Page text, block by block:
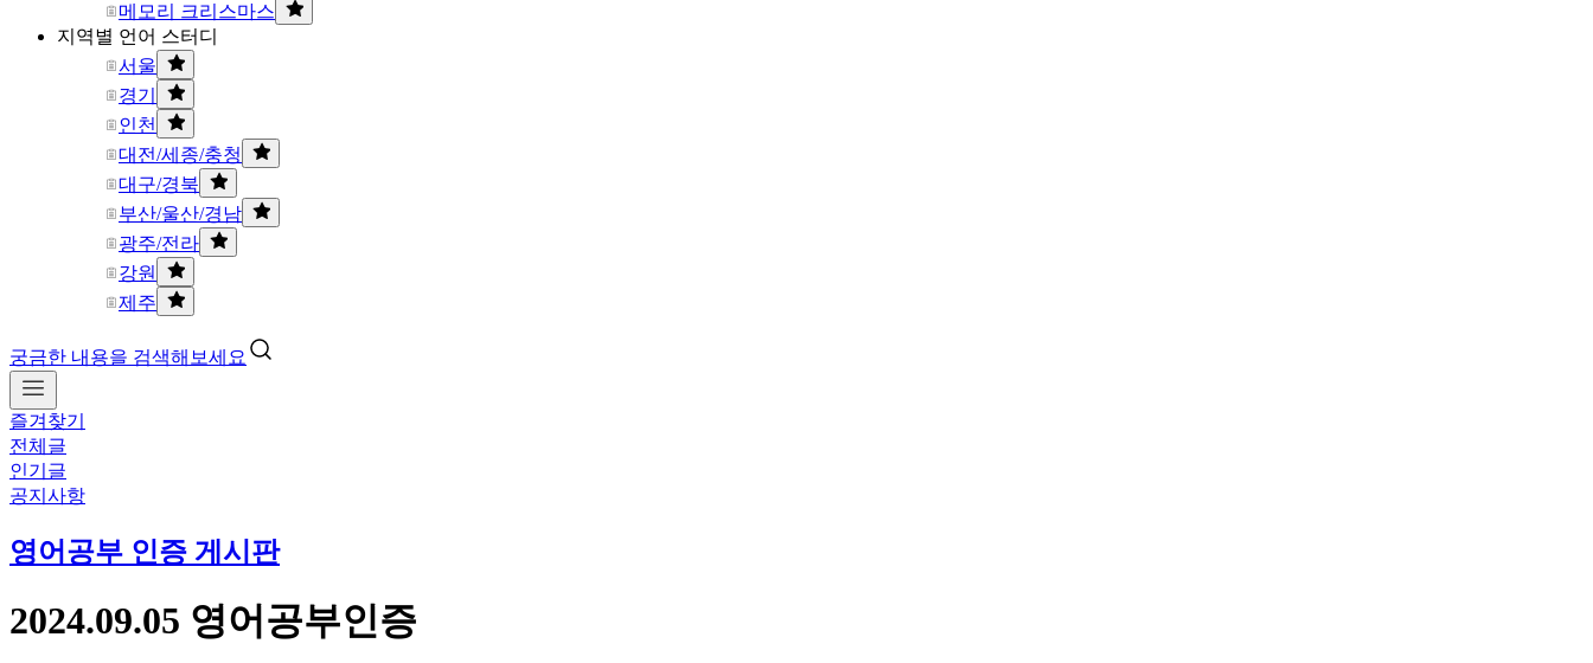
메모리 크리스마스
지역별 언어 스터디
서울
경기
인천
대전/세종/충청
대구/경북
부산/울산/경남
광주/전라
강원
제주
궁금한 내용을 검색해보세요
즐겨찾기
전체글
인기글
공지사항
영어공부 인증 게시판
2024.09.05 영어공부인증